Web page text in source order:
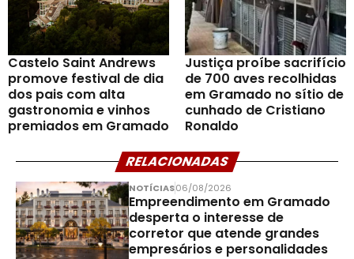
Castelo Saint Andrews
promove festival de dia
dos pais com alta
gastronomia e vinhos
premiados em Gramado
Justiça proíbe sacrifício
de 700 aves recolhidas
em Gramado no sítio de
cunhado de Cristiano
Ronaldo
RELACIONADAS
NOTÍCIAS06/08/2026
Empreendimento em Gramado
desperta o interesse de
corretor que atende grandes
empresários e personalidades